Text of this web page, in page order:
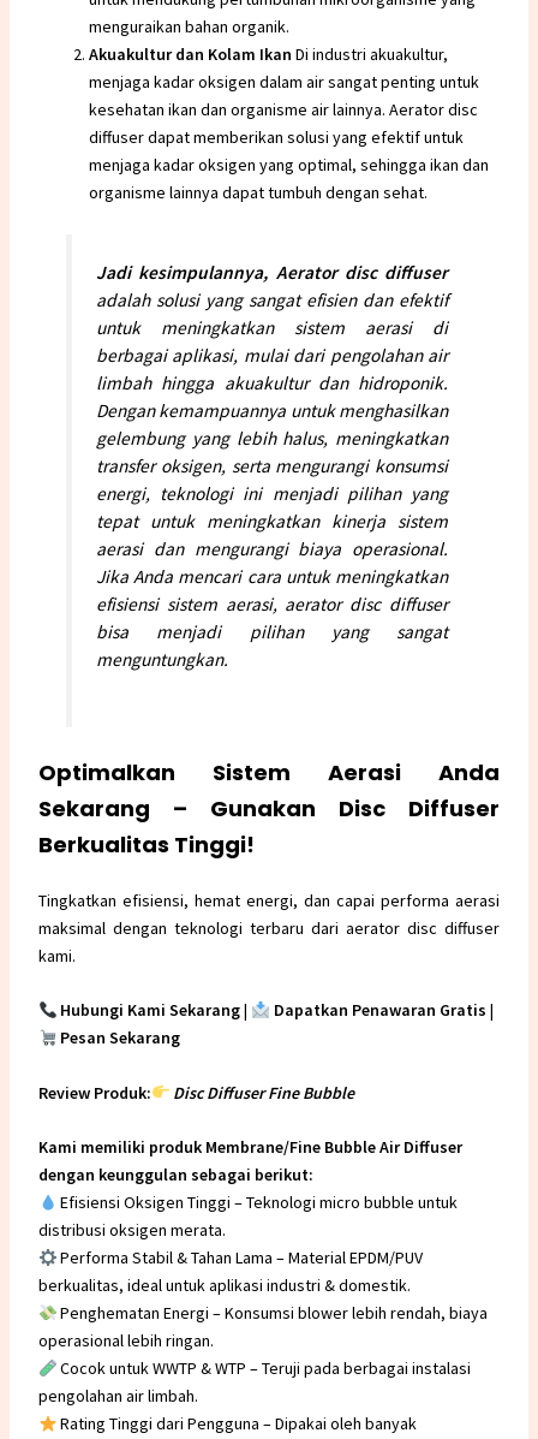
menguraikan bahan organik.
Akuakultur dan Kolam Ikan Di industri akuakultur,
menjaga kadar oksigen dalam air sangat penting untuk
kesehatan ikan dan organisme air lainnya. Aerator disc
diffuser dapat memberikan solusi yang efektif untuk
menjaga kadar oksigen yang optimal, sehingga ikan dan
organisme lainnya dapat tumbuh dengan sehat.
Jadi kesimpulannya, Aerator disc diffuser
adalah solusi yang sangat efisien dan efektif
untuk meningkatkan sistem aerasi di
berbagai aplikasi, mulai dari pengolahan air
limbah hingga akuakultur dan hidroponik.
Dengan kemampuannya untuk menghasilkan
gelembung yang lebih halus, meningkatkan
transfer oksigen, serta mengurangi konsumsi
energi, teknologi ini menjadi pilihan yang
tepat untuk meningkatkan kinerja sistem
aerasi dan mengurangi biaya operasional.
Jika Anda mencari cara untuk meningkatkan
efisiensi sistem aerasi, aerator disc diffuser
bisa menjadi pilihan yang sangat
menguntungkan.
Optimalkan Sistem Aerasi Anda
Sekarang – Gunakan Disc Diffuser
Berkualitas Tinggi!
Tingkatkan efisiensi, hemat energi, dan capai performa aerasi
maksimal dengan teknologi terbaru dari aerator disc diffuser
kami.
Hubungi Kami Sekarang| Dapatkan Penawaran Gratis |
Pesan Sekarang
Review Produk: Disc Diffuser Fine Bubble
Kami memiliki produk Membrane/Fine Bubble Air Diffuser
dengan keunggulan sebagai berikut:
Efisiensi Oksigen Tinggi – Teknologi micro bubble untuk
distribusi oksigen merata.
Performa Stabil & Tahan Lama – Material EPDM/PUV
berkualitas, ideal untuk aplikasi industri & domestik.
Penghematan Energi – Konsumsi blower lebih rendah, biaya
operasional lebih ringan.
Cocok untuk WWTP & WTP – Teruji pada berbagai instalasi
pengolahan air limbah.
Rating Tinggi dari Pengguna – Dipakai oleh banyak